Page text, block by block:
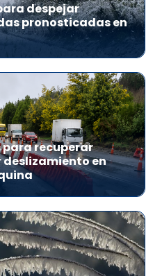
despejar
pronosticadas en
recuperar
en